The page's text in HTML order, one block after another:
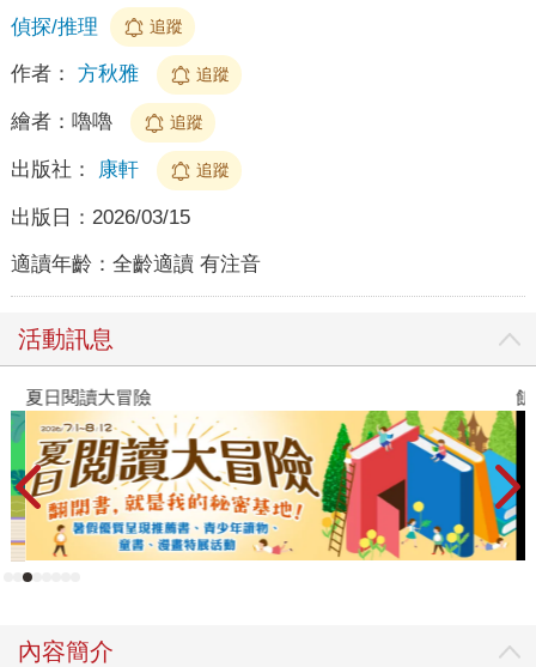
偵探/推理
追蹤
作者： 方秋雅 追蹤
繪者： 嚕嚕 追蹤
出版社： 康軒 追蹤
出版日： 2026/03/15
適讀年齡： 全齡適讀 有注音
活動訊息
夏日閱讀大冒險
內容簡介